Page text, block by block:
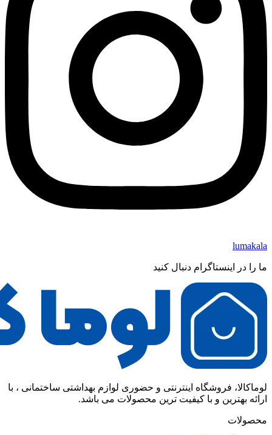
lumakala
ما را در اینستاگرام دنبال کنید
لوماکالا، فروشگاه اینترنتی و حضوری لوازم بهداشتی ساختمانی ، با
ارائه بهترین و با کیفیت ترین محصولات می باشد.
محصولات